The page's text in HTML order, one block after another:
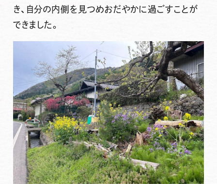
き、 自分の内側を見つめおだやかに過ごすことが
できました。